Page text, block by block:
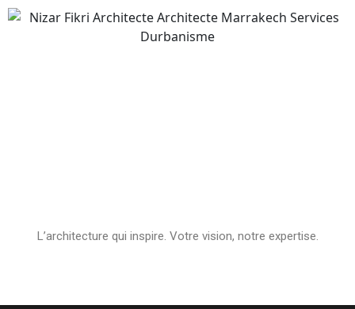
L’architecture qui inspire. Votre vision, notre expertise.